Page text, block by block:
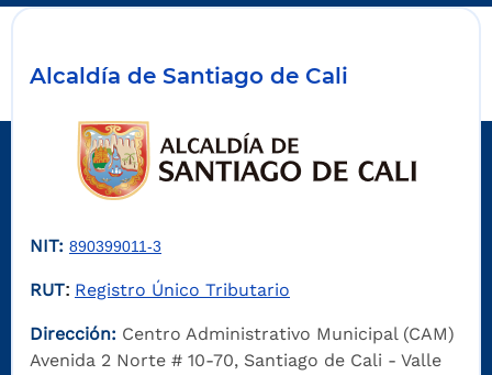
Alcaldía de Santiago de Cali
NIT: 890399011-3
RUT: Registro Único Tributario
Dirección: Centro Administrativo Municipal (CAM)
Avenida 2 Norte # 10-70, Santiago de Cali - Valle